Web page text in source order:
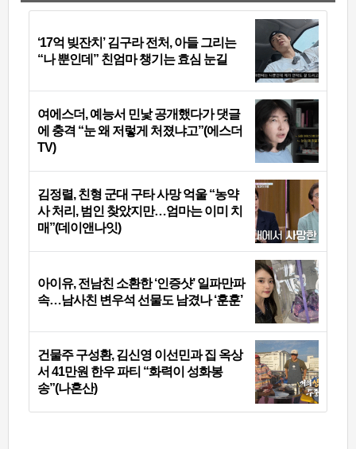
‘17억 빚잔치’ 김구라 전처, 아들 그리는
“나 뿐인데” 친엄마 챙기는 효심 눈길
여에스더, 예능서 민낯 공개했다가 댓글
에 충격 “눈 왜 저렇게 처졌냐고”(에스더
TV)
김정렬, 친형 군대 구타 사망 억울 “농약
사 처리, 범인 찾았지만…엄마는 이미 치
매”(데이앤나잇)
아이유, 전남친 소환한 ‘인증샷’ 일파만파
속…남사친 변우석 선물도 남겼나 ‘훈훈’
건물주 구성환, 김신영 이선민과 집 옥상
서 41만원 한우 파티 “화력이 성화봉
송”(나혼산)